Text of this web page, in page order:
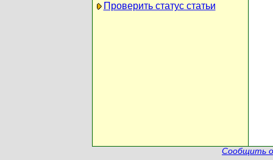
Проверить статус статьи
Сообщить о